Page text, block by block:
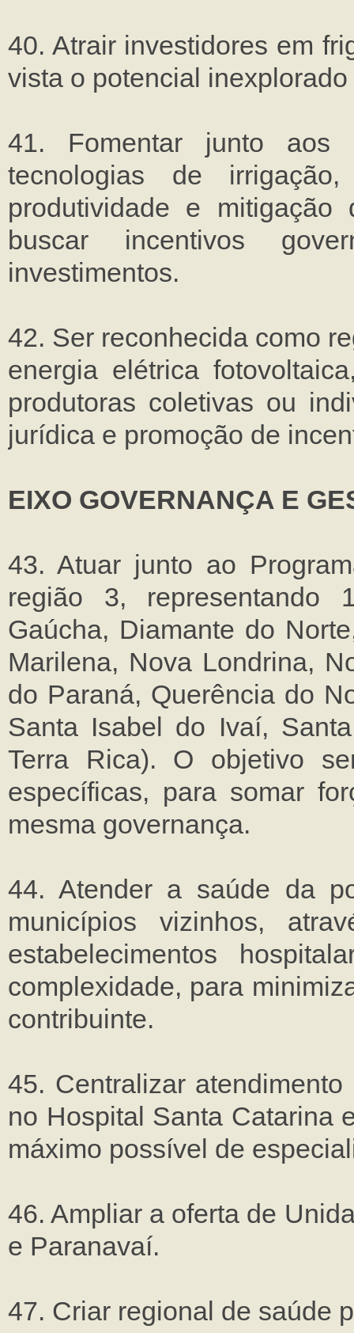
40. Atrair investidores em
vista o potencial
41. Fomentar junto aos
tecnologias de
produtividade e
buscar incentivos
investimentos.
42. Ser reconhecida como
energia elétrica
produtoras coletivas ou
jurídica e promoção de
EIXO GOVERNANÇA E
43. Atuar junto ao
região 3, representando
Gaúcha, Diamante do
Marilena, Nova Londrina,
do Paraná, Querência do
Santa Isabel do Ivaí,
Terra Rica). O objetivo
específicas, para somar
mesma governança.
44. Atender a saúde da
municípios vizinhos,
estabelecimentos
complexidade, para
contribuinte.
45. Centralizar
no Hospital Santa Catarina
máximo possível de
46. Ampliar a oferta de
e Paranavaí.
47. Criar regional de saúde